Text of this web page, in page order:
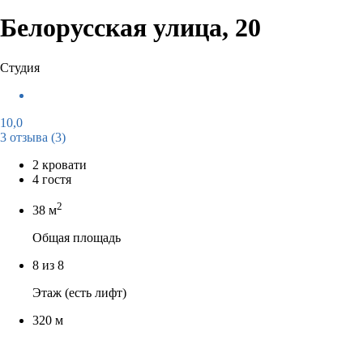
Белорусская улица, 20
Студия
10,0
3 отзыва (3)
2 кровати
4 гостя
38 м2
Общая площадь
8 из 8
Этаж (есть лифт)
320 м